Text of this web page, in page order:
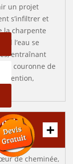
un projet
s’infiltrer et
la charpente
l’eau se
entraînant
couronne de
du
de cheminée,